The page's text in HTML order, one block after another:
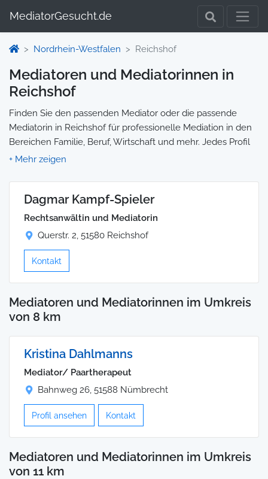
MediatorGesucht.de
Nordrhein-Westfalen Reichshof
Mediatoren und Mediatorinnen in
Reichshof
Finden Sie den passenden Mediator oder die passende
Mediatorin in Reichshof für professionelle Mediation in den
Bereichen Familie, Beruf, Wirtschaft und mehr. Jedes Profil
enthält Informationen zu Qualifikationen und
Ihre Mediation auswählen und direkt kontaktieren können.
Wir selbst vermitteln keine Mediationen, sondern stellen die
Plattform zur Verfügung, um Ihnen die Suche zu erleichtern.
Dagmar Kampf-Spieler
Rechtsanwältin und Mediatorin
Querstr. 2, 51580 Reichshof
Kontakt
Mediatoren und Mediatorinnen im Umkreis
von 8 km
Kristina Dahlmanns
Mediator/ Paartherapeut
Bahnweg 26, 51588 Nümbrecht
Profil ansehen Kontakt
Mediatoren und Mediatorinnen im Umkreis
von 11 km